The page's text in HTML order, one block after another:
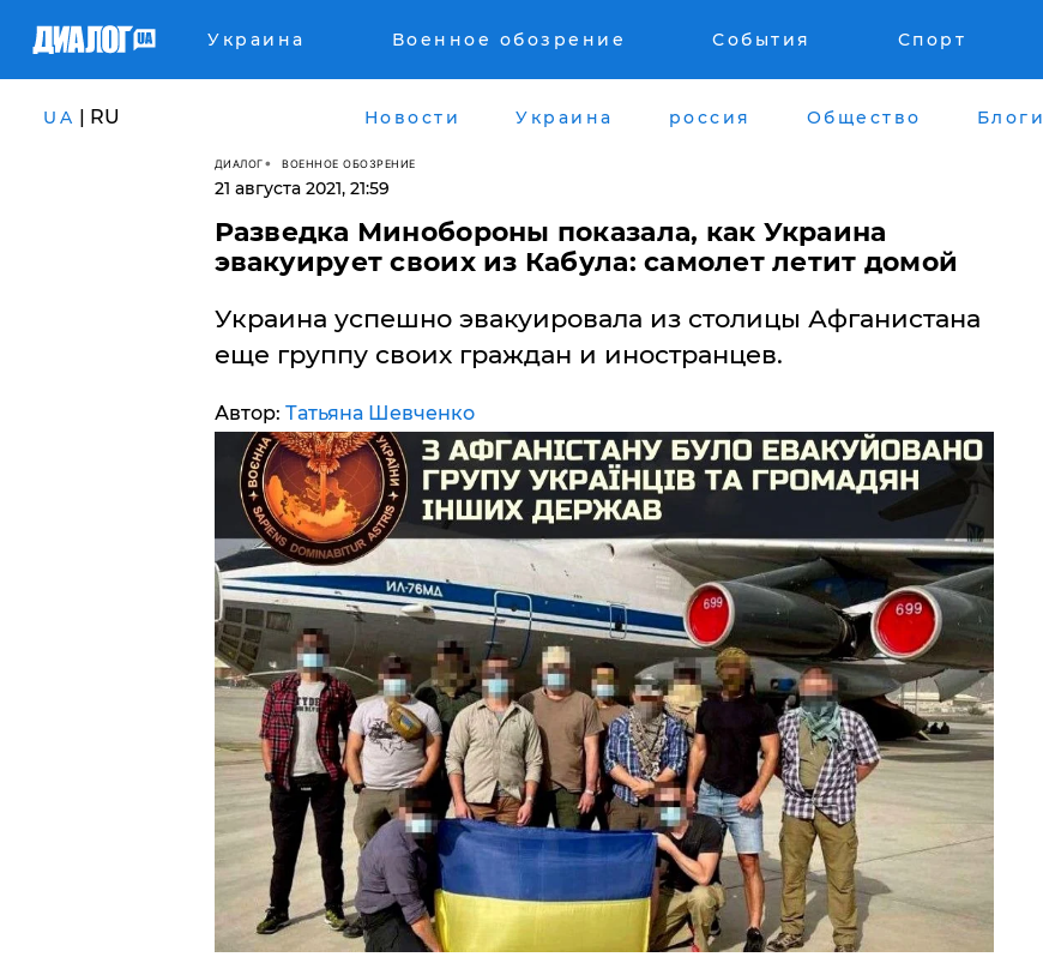
Украина Военное обозрение События Спорт
UA | RU Новости Украина россия Общество Блоги
ДИАЛОГ ВОЕННОЕ ОБОЗРЕНИЕ
21 августа 2021, 21:59
Разведка Минобороны показала, как Украина
эвакуирует своих из Кабула: самолет летит домой
Украина успешно эвакуировала из столицы Афганистана
еще группу своих граждан и иностранцев.
Автор: Татьяна Шевченко